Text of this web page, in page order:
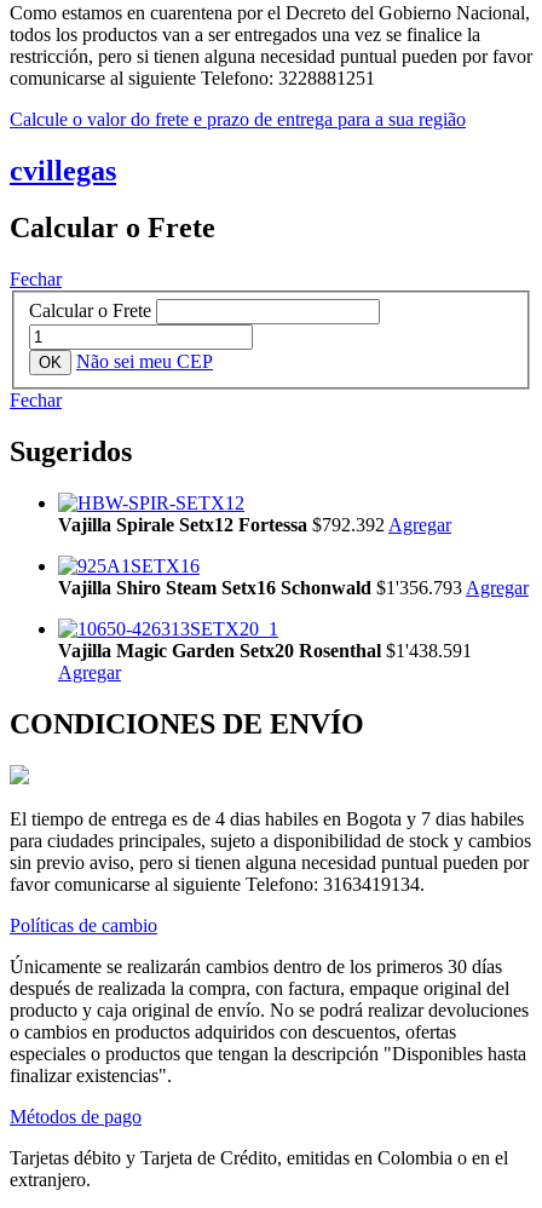
Como estamos en cuarentena por el Decreto del Gobierno Nacional,
todos los productos van a ser entregados una vez se finalice la
restricción, pero si tienen alguna necesidad puntual pueden por favor
comunicarse al siguiente Telefono: 3228881251
Calcule o valor do frete e prazo de entrega para a sua região
cvillegas
Calcular o Frete
Fechar
Calcular o Frete
Não sei meu CEP
Fechar
Sugeridos
Vajilla Spirale Setx12 Fortessa $792.392 Agregar
Vajilla Shiro Steam Setx16 Schonwald $1'356.793 Agregar
Vajilla Magic Garden Setx20 Rosenthal $1'438.591
Agregar
CONDICIONES DE ENVÍO
El tiempo de entrega es de 4 dias habiles en Bogota y 7 dias habiles
para ciudades principales, sujeto a disponibilidad de stock y cambios
sin previo aviso, pero si tienen alguna necesidad puntual pueden por
favor comunicarse al siguiente Telefono: 3163419134.
Políticas de cambio
Únicamente se realizarán cambios dentro de los primeros 30 días
después de realizada la compra, con factura, empaque original del
producto y caja original de envío. No se podrá realizar devoluciones
o cambios en productos adquiridos con descuentos, ofertas
especiales o productos que tengan la descripción "Disponibles hasta
finalizar existencias".
Métodos de pago
Tarjetas débito y Tarjeta de Crédito, emitidas en Colombia o en el
extranjero.